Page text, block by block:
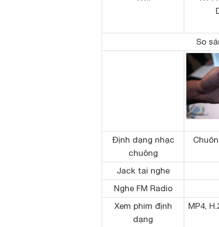
So
Định dạng nhạc
chuông
Jack tai nghe
Nghe FM Radio
Xem phim định
dạng
MP4,